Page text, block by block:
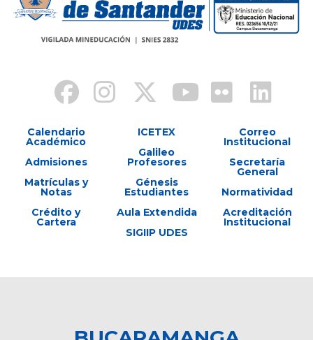
Calendario
Académico
Admisiones
Matrículas y
Notas
Crédito y
Cartera
ICETEX
Galileo
Profesores
Génesis
Estudiantes
Aula Extendida
SIGIIP UDES
Correo
Institucional
Secretaría
General
Normatividad
Acreditación
Institucional